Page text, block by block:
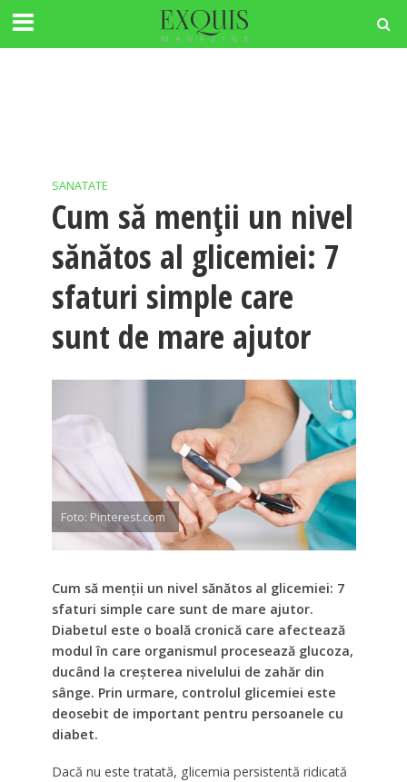
SANATATE
Cum să menții un nivel
sănătos al glicemiei: 7
sfaturi simple care
sunt de mare ajutor
Foto: Pinterest.com
Cum să menții un nivel sănătos al glicemiei: 7
sfaturi simple care sunt de mare ajutor.
Diabetul este o boală cronică care afectează
modul în care organismul procesează glucoza,
ducând la creșterea nivelului de zahăr din
sânge. Prin urmare, controlul glicemiei este
deosebit de important pentru persoanele cu
diabet.
Dacă nu este tratată, glicemia persistentă ridicată